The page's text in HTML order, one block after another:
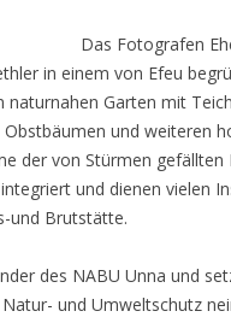
Das Fotografen
in einem von Efeu
naturnahen Garten mit
und weiteren
der von Stürmen gefällten
und dienen vielen
und Brutstätte.
des NABU Unna und
und Umweltschutz